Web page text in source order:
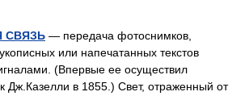
СВЯЗЬ — передача фотоснимков,
или напечатанных текстов
(Впервые ее осуществил
Дж.Казелли в 1855.) Свет, отраженный от